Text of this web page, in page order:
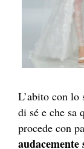
L’abito con lo
di sé e che sa
procede con
audacemente